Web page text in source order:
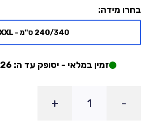
בחרו מידה:
240/340 ס"מ - XXL
זמין במלאי - יסופק עד ה: 06/08/2026
-
+